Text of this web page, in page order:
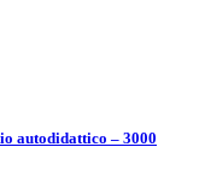
autodidattico – 3000